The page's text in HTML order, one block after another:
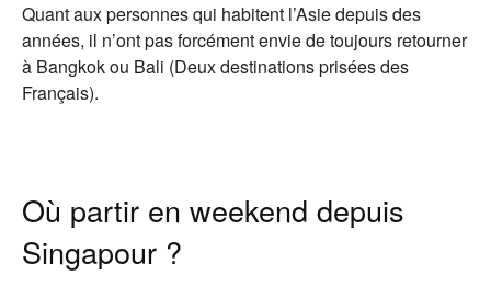
Quant aux personnes qui habitent l’Asie depuis des
années, il n’ont pas forcément envie de toujours retourner
à Bangkok ou Bali (Deux destinations prisées des
Français).
Où partir en weekend depuis
Singapour ?